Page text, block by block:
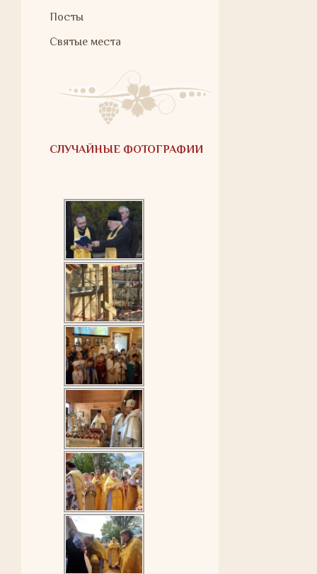
Посты
Святые места
СЛУЧАЙНЫЕ ФОТОГРАФИИ